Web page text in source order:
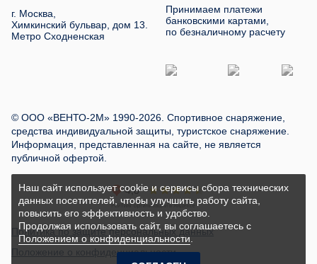
г. Москва,
Химкинский бульвар, дом 13.
Метро Сходненская
Принимаем платежи
банковскими картами,
по безналичному расчету
© ООО «ВЕНТО-2М» 1990-2026. Спортивное снаряжение,
средства индивидуальной защиты, туристское снаряжение.
Информация, представленная на сайте, не является
публичной офертой.
Политика по защите персональных данных
Положение о конфиденциальности
Наш сайт использует cookie и сервисы сбора технических
данных посетителей, чтобы улучшить работу сайта,
повысить его эффективность и удобство.
Продолжая использовать сайт, вы соглашаетесь с
Положением о конфиденциальности.